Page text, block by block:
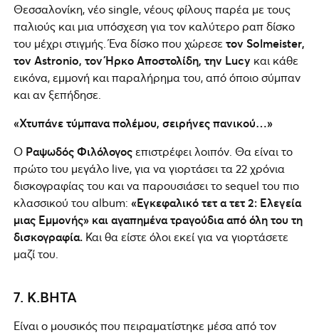
Θεσσαλονίκη, νέο single, νέους φίλους παρέα με τους
παλιούς και μια υπόσχεση για τον καλύτερο ραπ δίσκο
του μέχρι στιγμής. Ένα δίσκο που χώρεσε τον Solmeister,
τον Astronio, τον Ήρκο Αποστολίδη, την Lucy και κάθε
εικόνα, εμμονή και παραλήρημα του, από όποιο σύμπαν
και αν ξεπήδησε.
«Χτυπάνε τύμπανα πολέμου, σειρήνες πανικού…»
Ο Ραψωδός Φιλόλογοςεπιστρέφει λοιπόν. Θα είναι το
πρώτο του μεγάλο live, για να γιορτάσει τα 22 χρόνια
δισκογραφίας του και να παρουσιάσει το sequel του πιο
κλασσικού του album: «Εγκεφαλικό τετ α τετ 2: Ελεγεία
μιας Εμμονής» και αγαπημένα τραγούδια από όλη του τη
δισκογραφία. Και θα είστε όλοι εκεί για να γιορτάσετε
μαζί του.
7. Κ.ΒΗΤΑ
Είναι ο μουσικός που πειραματίστηκε μέσα από τον